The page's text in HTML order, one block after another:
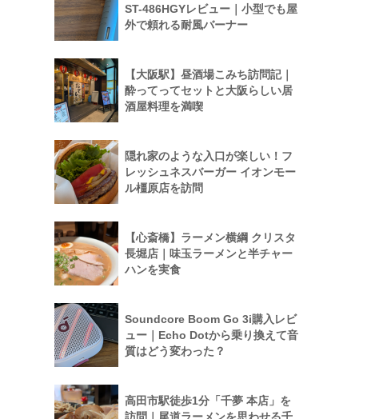
ST-486HGYレビュー｜小型でも屋
外で頼れる耐風バーナー
【大阪駅】昼酒場こみち訪問記｜
酔ってってセットと大阪らしい居
酒屋料理を満喫
隠れ家のような入口が楽しい！フ
レッシュネスバーガー イオンモー
ル橿原店を訪問
【心斎橋】ラーメン横綱 クリスタ
長堀店｜味玉ラーメンと半チャー
ハンを実食
Soundcore Boom Go 3i購入レビ
ュー｜Echo Dotから乗り換えて音
質はどう変わった？
高田市駅徒歩1分「千夢 本店」を